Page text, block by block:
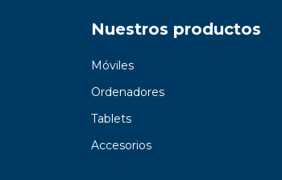
Nuestros productos
Móviles
Ordenadores
Tablets
Accesorios